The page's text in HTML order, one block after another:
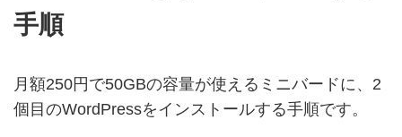
手順
月額250円で50GBの容量が使えるミニバードに、2
個目のWordPressをインストールする手順です。